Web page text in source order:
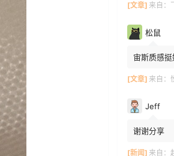
[文章] 来自：
松鼠
宙斯质感
[文章] 来自：
Jeff
谢谢分享
[新闻] 来自：